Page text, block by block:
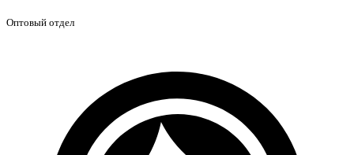
Оптовый отдел